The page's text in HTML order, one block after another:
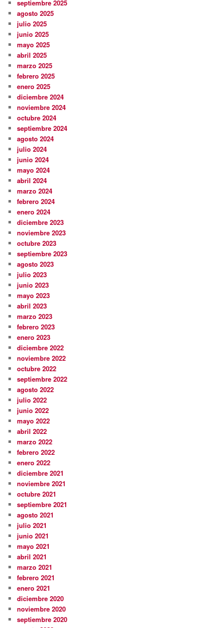
septiembre 2025
agosto 2025
julio 2025
junio 2025
mayo 2025
abril 2025
marzo 2025
febrero 2025
enero 2025
diciembre 2024
noviembre 2024
octubre 2024
septiembre 2024
agosto 2024
julio 2024
junio 2024
mayo 2024
abril 2024
marzo 2024
febrero 2024
enero 2024
diciembre 2023
noviembre 2023
octubre 2023
septiembre 2023
agosto 2023
julio 2023
junio 2023
mayo 2023
abril 2023
marzo 2023
febrero 2023
enero 2023
diciembre 2022
noviembre 2022
octubre 2022
septiembre 2022
agosto 2022
julio 2022
junio 2022
mayo 2022
abril 2022
marzo 2022
febrero 2022
enero 2022
diciembre 2021
noviembre 2021
octubre 2021
septiembre 2021
agosto 2021
julio 2021
junio 2021
mayo 2021
abril 2021
marzo 2021
febrero 2021
enero 2021
diciembre 2020
noviembre 2020
septiembre 2020